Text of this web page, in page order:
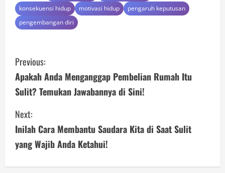
konsekuensi hidup
motivasi hidup
pengaruh keputusan
pengembangan diri
C
o
n
t
i
n
Previous:
Apakah Anda Menganggap Pembelian Rumah Itu
Sulit? Temukan Jawabannya di Sini!
Next:
Inilah Cara Membantu Saudara Kita di Saat Sulit
yang Wajib Anda Ketahui!